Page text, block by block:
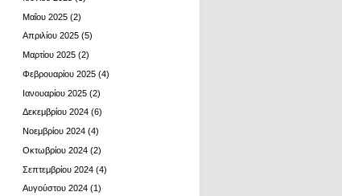
Μαΐου 2025 (2)
Απριλίου 2025 (5)
Μαρτίου 2025 (2)
Φεβρουαρίου 2025 (4)
Ιανουαρίου 2025 (2)
Δεκεμβρίου 2024 (6)
Νοεμβρίου 2024 (4)
Οκτωβρίου 2024 (2)
Σεπτεμβρίου 2024 (4)
Αυγούστου 2024 (1)